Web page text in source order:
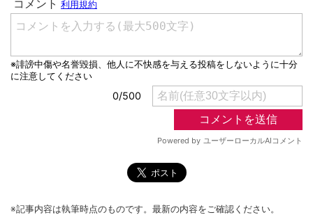
※記事内容は執筆時点のものです。最新の内容をご確認ください。